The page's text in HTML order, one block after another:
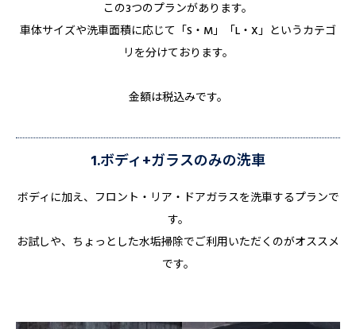
この3つのプランがあります。
車体サイズや洗車面積に応じて「S・M」「L・X」というカテゴ
リを分けております。
金額は税込みです。
1.ボディ+ガラスのみの洗車
ボディに加え、フロント・リア・ドアガラスを洗車するプランで
す。
お試しや、ちょっとした水垢掃除でご利用いただくのがオススメ
です。